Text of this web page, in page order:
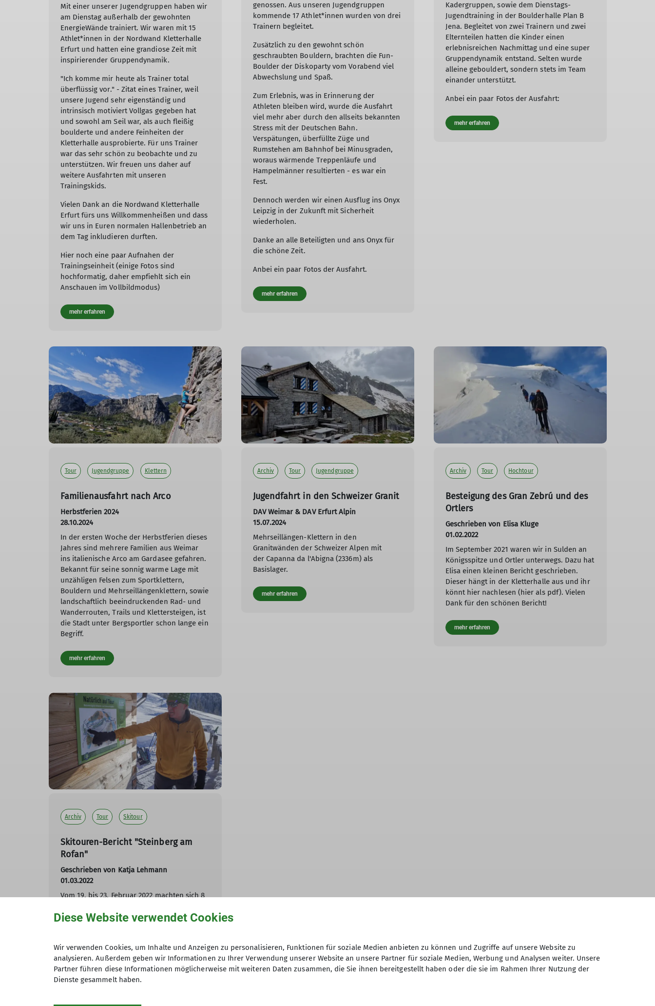
Mit einer unserer Jugendgruppen haben wir
am Dienstag außerhalb der gewohnten
EnergieWände trainiert. Wir waren mit 15
Athlet*innen in der Nordwand Kletterhalle
Erfurt und hatten eine grandiose Zeit mit
inspirierender Gruppendynamik.
"Ich komme mir heute als Trainer total
überflüssig vor." - Zitat eines Trainer, weil
unsere Jugend sehr eigenständig und
intrinsisch motiviert Vollgas gegeben hat
und sowohl am Seil war, als auch fleißig
boulderte und andere Feinheiten der
Kletterhalle ausprobierte. Für uns Trainer
war das sehr schön zu beobachte und zu
unterstützen. Wir freuen uns daher auf
weitere Ausfahrten mit unseren
Trainingskids.
Vielen Dank an die Nordwand Kletterhalle
Erfurt fürs uns Willkommenheißen und dass
wir uns in Euren normalen Hallenbetrieb an
dem Tag inkludieren durften.
Hier noch eine paar Aufnahen der
Trainingseinheit (einige Fotos sind
hochformatig, daher empfiehlt sich ein
Anschauen im Vollbildmodus)
mehr erfahren
genossen. Aus unseren Jugendgruppen
kommende 17 Athlet*innen wurden von drei
Trainern begleitet.
Zusätzlich zu den gewohnt schön
geschraubten Bouldern, brachten die Fun-
Boulder der Diskoparty vom Vorabend viel
Abwechslung und Spaß.
Zum Erlebnis, was in Erinnerung der
Athleten bleiben wird, wurde die Ausfahrt
viel mehr aber durch den allseits bekannten
Stress mit der Deutschen Bahn.
Verspätungen, überfüllte Züge und
Rumstehen am Bahnhof bei Minusgraden,
woraus wärmende Treppenläufe und
Hampelmänner resultierten - es war ein
Fest.
Dennoch werden wir einen Ausflug ins Onyx
Leipzig in der Zukunft mit Sicherheit
wiederholen.
Danke an alle Beteiligten und ans Onyx für
die schöne Zeit.
Anbei ein paar Fotos der Ausfahrt.
mehr erfahren
Kadergruppen, sowie dem Dienstags-
Jugendtraining in der Boulderhalle Plan B
Jena. Begleitet von zwei Trainern und zwei
Elternteilen hatten die Kinder einen
erlebnisreichen Nachmittag und eine super
Gruppendynamik entstand. Selten wurde
alleine gebouldert, sondern stets im Team
einander unterstützt.
Anbei ein paar Fotos der Ausfahrt:
mehr erfahren
Tour Jugendgruppe Klettern
Familienausfahrt nach Arco
Herbstferien 2024
28.10.2024
In der ersten Woche der Herbstferien dieses
Jahres sind mehrere Familien aus Weimar
ins italienische Arco am Gardasee gefahren.
Bekannt für seine sonnig warme Lage mit
unzähligen Felsen zum Sportklettern,
Bouldern und Mehrseillängenklettern, sowie
landschaftlich beeindruckenden Rad- und
Wanderrouten, Trails und Klettersteigen, ist
die Stadt unter Bergsportler schon lange ein
Begriff.
mehr erfahren
Archiv Tour Jugendgruppe
Jugendfahrt in den Schweizer Granit
DAV Weimar & DAV Erfurt Alpin
15.07.2024
Mehrseillängen-Klettern in den
Granitwänden der Schweizer Alpen mit
der Capanna da l'Abigna (2336m) als
Basislager.
mehr erfahren
Archiv Tour Hochtour
Besteigung des Gran Zebrú und des
Ortlers
Geschrieben von Elisa Kluge
01.02.2022
Im September 2021 waren wir in Sulden an
Königsspitze und Ortler unterwegs. Dazu hat
Elisa einen kleinen Bericht geschrieben.
Dieser hängt in der Kletterhalle aus und ihr
könnt hier nachlesen (hier als pdf). Vielen
Dank für den schönen Bericht!
mehr erfahren
Archiv Tour Skitour
Skitouren-Bericht "Steinberg am
Rofan"
Geschrieben von Katja Lehmann
01.03.2022
Vom 19. bis 23. Februar 2022 machten sich 8
am Rofan auf. Den Tourenbericht von Klaus
mehr erfahren
Diese Website verwendet Cookies
Wir verwenden Cookies, um Inhalte und Anzeigen zu personalisieren, Funktionen für soziale Medien anbieten zu können und Zugriffe auf unsere Website zu
analysieren. Außerdem geben wir Informationen zu Ihrer Verwendung unserer Website an unsere Partner für soziale Medien, Werbung und Analysen weiter. Unsere
Partner führen diese Informationen möglicherweise mit weiteren Daten zusammen, die Sie ihnen bereitgestellt haben oder die sie im Rahmen Ihrer Nutzung der
Dienste gesammelt haben.